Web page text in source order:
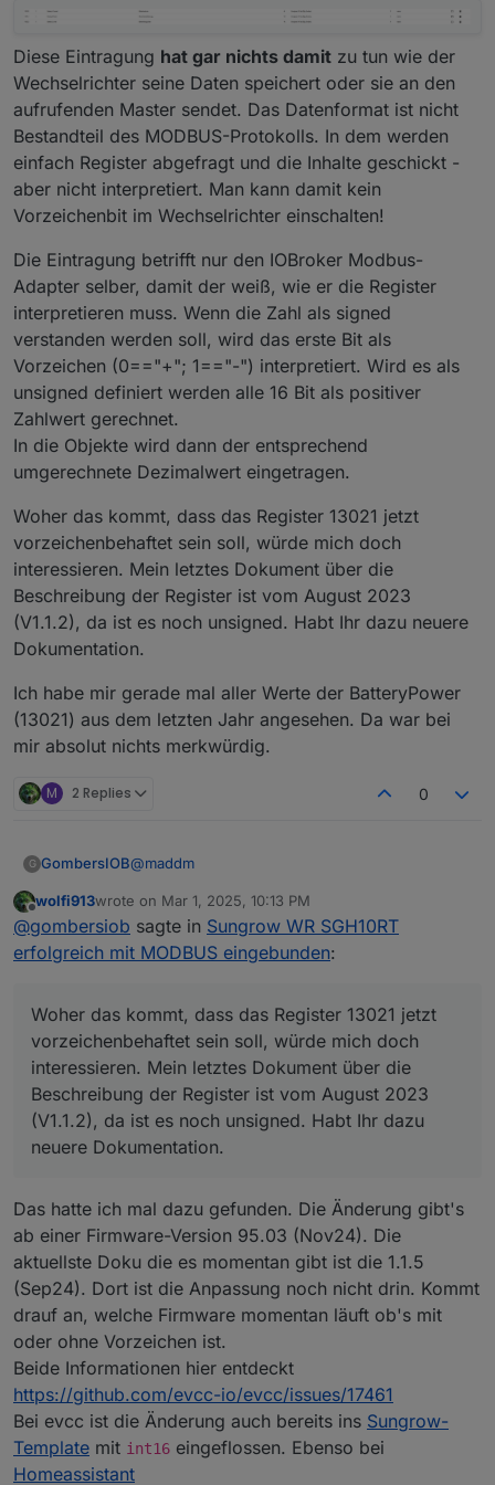
$batToLoad
if ($batteryDischarging ) {
$remaining = $battery;
if ($remaining > $loadRemaining) {
$batToLoad = $loadRemaining ;
$remaining
-= $loadRemaining
$loadRemaining
    }
else {
$batToLoad = $remaining;
$remaining = 0 ;
    }
if ($powerFeedIntoGrid) {
$batToGrid = Math.min($grid, $remaining
    }
}
setState("0_userdata.0.PV.BatToLoad"
setState("0_userdata.0.PV.BatToGrid"
// Calculate grid
$gridToBat = 0;
$gridToLoad = 0;
if ($grid < 0) {
$remaining = Math.abs($grid);
if (
$remaining -= $loadRemaining;
$loadRemaining
$gridToLoad =
if ($batteryCharging
$gridToBat = Math.min
    }
}
setState("0_userdata.0.PV.GridToBat" ,
setState("0_userdata.0.PV.SignedBat",
// Calculate PV
$pvToBat = 0;
$pvToLoad = 0;
$pvToGrid = 0;
$loadRemaining = $load;
if ($powerGeneratedFromPV) {
    $remaining = $pv;
    if ($remaining > $loadRemaining) {
        $pvToLoad = $loadRemaining;
        $loadRemaining = 0;
    } else {
        $loadRemaining = $load - $remaining;
        $remaining = 0;
    }
    if ($batteryCharging) {
if ($remaining >
            $pvToBat = $battery;
        } else {
            $pvToBat = $remaining;
            $remaining = 0;
        }
    }
    if ($grid > 0) {
$pvToGrid = Math.min($grid,
}
setState("0_userdata.0.PV.PvToLoad",
setState("0_userdata.0.PV.PvToBat",
// Calculate Bat
if ($batteryDischarging) {
    if ($remaining > $loadRemaining) {
        $batToLoad = $loadRemaining;
        $remaining -= $loadRemaining;
        $batToLoad = $remaining;
        $loadRemaining -= $remaining;
        $remaining = 0;
    }
    if ($powerFeedIntoGrid) {
$batToGrid = Math.min($grid,
setState("0_userdata.0.PV.BatToLoad",
setState("0_userdata.0.PV.BatToGrid",
// Calculate grid
$gridToBat = 0;
if ($grid < 0) {
    $remaining = Math.abs($grid);
    if ($remaining > $loadRemaining) {
        $gridToLoad = $loadRemaining;
        $remaining -= $loadRemaining;
        $loadRemaining = 0;
    } else {
Diese Eintragung hat gar nichts damit zu tun wie der
Wechselrichter seine Daten speichert oder sie an den
aufrufenden Master sendet. Das Datenformat ist nicht
Bestandteil des MODBUS-Protokolls. In dem werden
einfach Register abgefragt und die Inhalte geschickt -
aber nicht interpretiert. Man kann damit kein
Vorzeichenbit im Wechselrichter einschalten!
Die Eintragung betrifft nur den IOBroker Modbus-
Adapter selber, damit der weiß, wie er die Register
interpretieren muss. Wenn die Zahl als signed
verstanden werden soll, wird das erste Bit als
Vorzeichen (0=="+"; 1=="-") interpretiert. Wird es als
unsigned definiert werden alle 16 Bit als positiver
Zahlwert gerechnet.
In die Objekte wird dann der entsprechend
umgerechnete Dezimalwert eingetragen.
Woher das kommt, dass das Register 13021 jetzt
vorzeichenbehaftet sein soll, würde mich doch
interessieren. Mein letztes Dokument über die
Beschreibung der Register ist vom August 2023
(V1.1.2), da ist es noch unsigned. Habt Ihr dazu neuere
Dokumentation.
Ich habe mir gerade mal aller Werte der BatteryPower
(13021) aus dem letzten Jahr angesehen. Da war bei
mir absolut nichts merkwürdig.
M 2 Replies 0
G GombersIOB@maddm
Ich bin immer etwas im Zweifel, welches Register
gemeint ist, da der Dokumentationsoffset immer
um 1 höher ist als die Registeradresse. Ich gehe
mal von Battery Power aus.
Dokumentation beschrieben:
Ich habe auch eine SH8.0RT und dort bei mir sind
die Register auch genauso als UNSIGNED 16bit
Integer im IOBroker eingetragen.
sie an den aufrufenden Master sendet. Das
Datenformat ist nicht Bestandteil des MODBUS-
Protokolls. In dem werden einfach Register
abgefragt und die Inhalte geschickt - aber nicht
interpretiert. Man kann damit kein Vorzeichenbit
im Wechselrichter einschalten!
Die Eintragung betrifft nur den IOBroker Modbus-
Adapter selber, damit der weiß, wie er die
signed verstanden werden soll, wird das erste
Bit als Vorzeichen (0=="+"; 1=="-") interpretiert.
Wird es als unsigned definiert werden alle 16 Bit
als positiver Zahlwert gerechnet.
In die Objekte wird dann der entsprechend
umgerechnete Dezimalwert eingetragen.
vorzeichenbehaftet sein soll, würde mich doch
interessieren. Mein letztes Dokument über die
Beschreibung der Register ist vom August 2023
(V1.1.2), da ist es noch unsigned. Habt Ihr dazu
neuere Dokumentation.
Ich habe mir gerade mal aller Werte der
BatteryPower (13021) aus dem letzten Jahr
angesehen. Da war bei mir absolut nichts
merkwürdig.
Offline
wolfi913wrote on Mar 1, 2025, 10:13 PM
last edited by
@gombersiob sagte in Sungrow WR SGH10RT
erfolgreich mit MODBUS eingebunden:
Woher das kommt, dass das Register 13021 jetzt
vorzeichenbehaftet sein soll, würde mich doch
interessieren. Mein letztes Dokument über die
Beschreibung der Register ist vom August 2023
(V1.1.2), da ist es noch unsigned. Habt Ihr dazu
neuere Dokumentation.
Das hatte ich mal dazu gefunden. Die Änderung gibt's
ab einer Firmware-Version 95.03 (Nov24). Die
aktuellste Doku die es momentan gibt ist die 1.1.5
(Sep24). Dort ist die Anpassung noch nicht drin. Kommt
drauf an, welche Firmware momentan läuft ob's mit
oder ohne Vorzeichen ist.
Beide Informationen hier entdeckt
https://github.com/evcc-io/evcc/issues/17461
Bei evcc ist die Änderung auch bereits ins Sungrow-
Template mit int16 eingeflossen. Ebenso bei
Homeassistant